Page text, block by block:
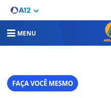
MENU
FAÇA VOCÊ MESMO